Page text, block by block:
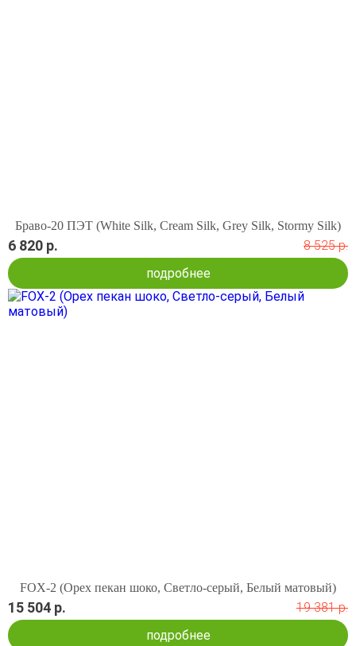
Браво-20 ПЭТ (White Silk, Cream Silk, Grey Silk, Stormy Silk)
6 820 р.
8 525 р.
подробнее
FOX-2 (Орех пекан шоко, Светло-серый, Белый матовый)
15 504 р.
19 381 р.
подробнее